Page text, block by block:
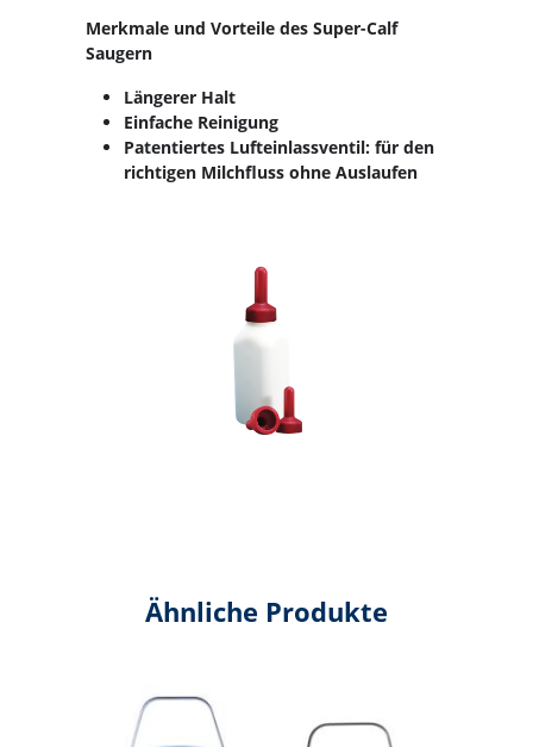
Merkmale und Vorteile des Super-Calf
Saugern
Längerer Halt
Einfache Reinigung
Patentiertes Lufteinlassventil: für den
richtigen Milchfluss ohne Auslaufen
Ähnliche Produkte